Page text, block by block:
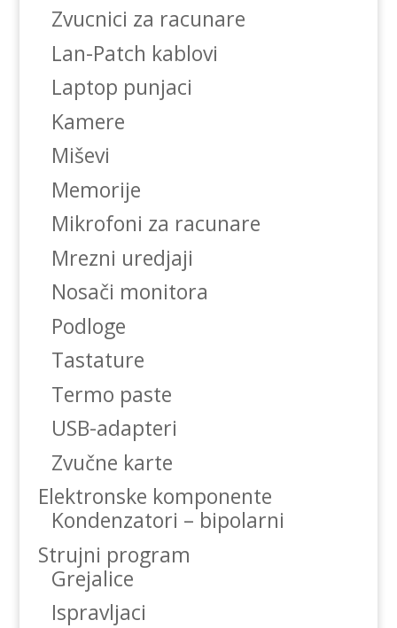
Zvucnici za racunare
Lan-Patch kablovi
Laptop punjaci
Kamere
Miševi
Memorije
Mikrofoni za racunare
Mrezni uredjaji
Nosači monitora
Podloge
Tastature
Termo paste
USB-adapteri
Zvučne karte
Elektronske komponente
Kondenzatori – bipolarni
Strujni program
Grejalice
Ispravljaci